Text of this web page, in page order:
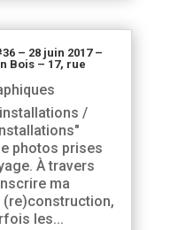
– 28 juin 2017 –
Bois – 17, rue
/
photos prises
À travers
ma
(re)construction,
les...